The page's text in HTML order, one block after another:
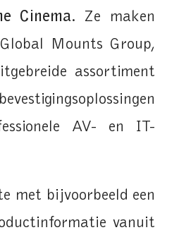
Cinema. Ze maken
Mounts Group,
assortiment
AV- en IT-
met bijvoorbeeld een
vanuit